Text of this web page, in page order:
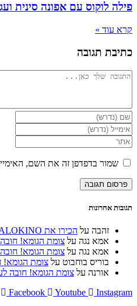
פילה לוקוס עם אפונה סינית
קרא עוד »
כתיבת תגובה
להגיב
הזן
את
השם
שלך
או
שם
משתמש
כדי
הזן
את
כתובת
דואר
האלקטרוני
שלך
כדי
הזן
את
כתובת
האינטרנט
שלך
שמור בדפדפן זה את השם,
תגובות אחרונות
זהבה על הכירו את ALOKINO – מרכז לטיפולי אסתטיקה
אמא נגה על צומת הגומא!
אמא נגה על צומת הגומא!
בוריס בוחבוט על צומת הגומא!
אורנה על צומת הגומא! חובה
Facebook
Youtube
Instagram